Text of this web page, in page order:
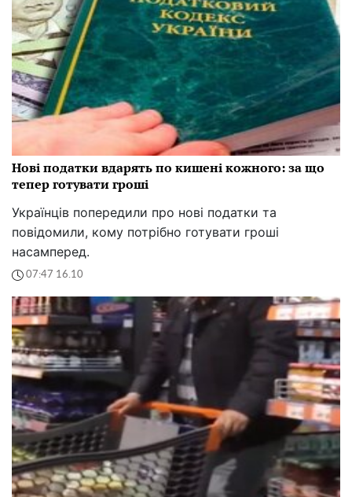
Нові податки вдарять по кишені кожного: за що
тепер готувати гроші
Українців попередили про нові податки та
повідомили, кому потрібно готувати гроші
насамперед.
07:47 16.10